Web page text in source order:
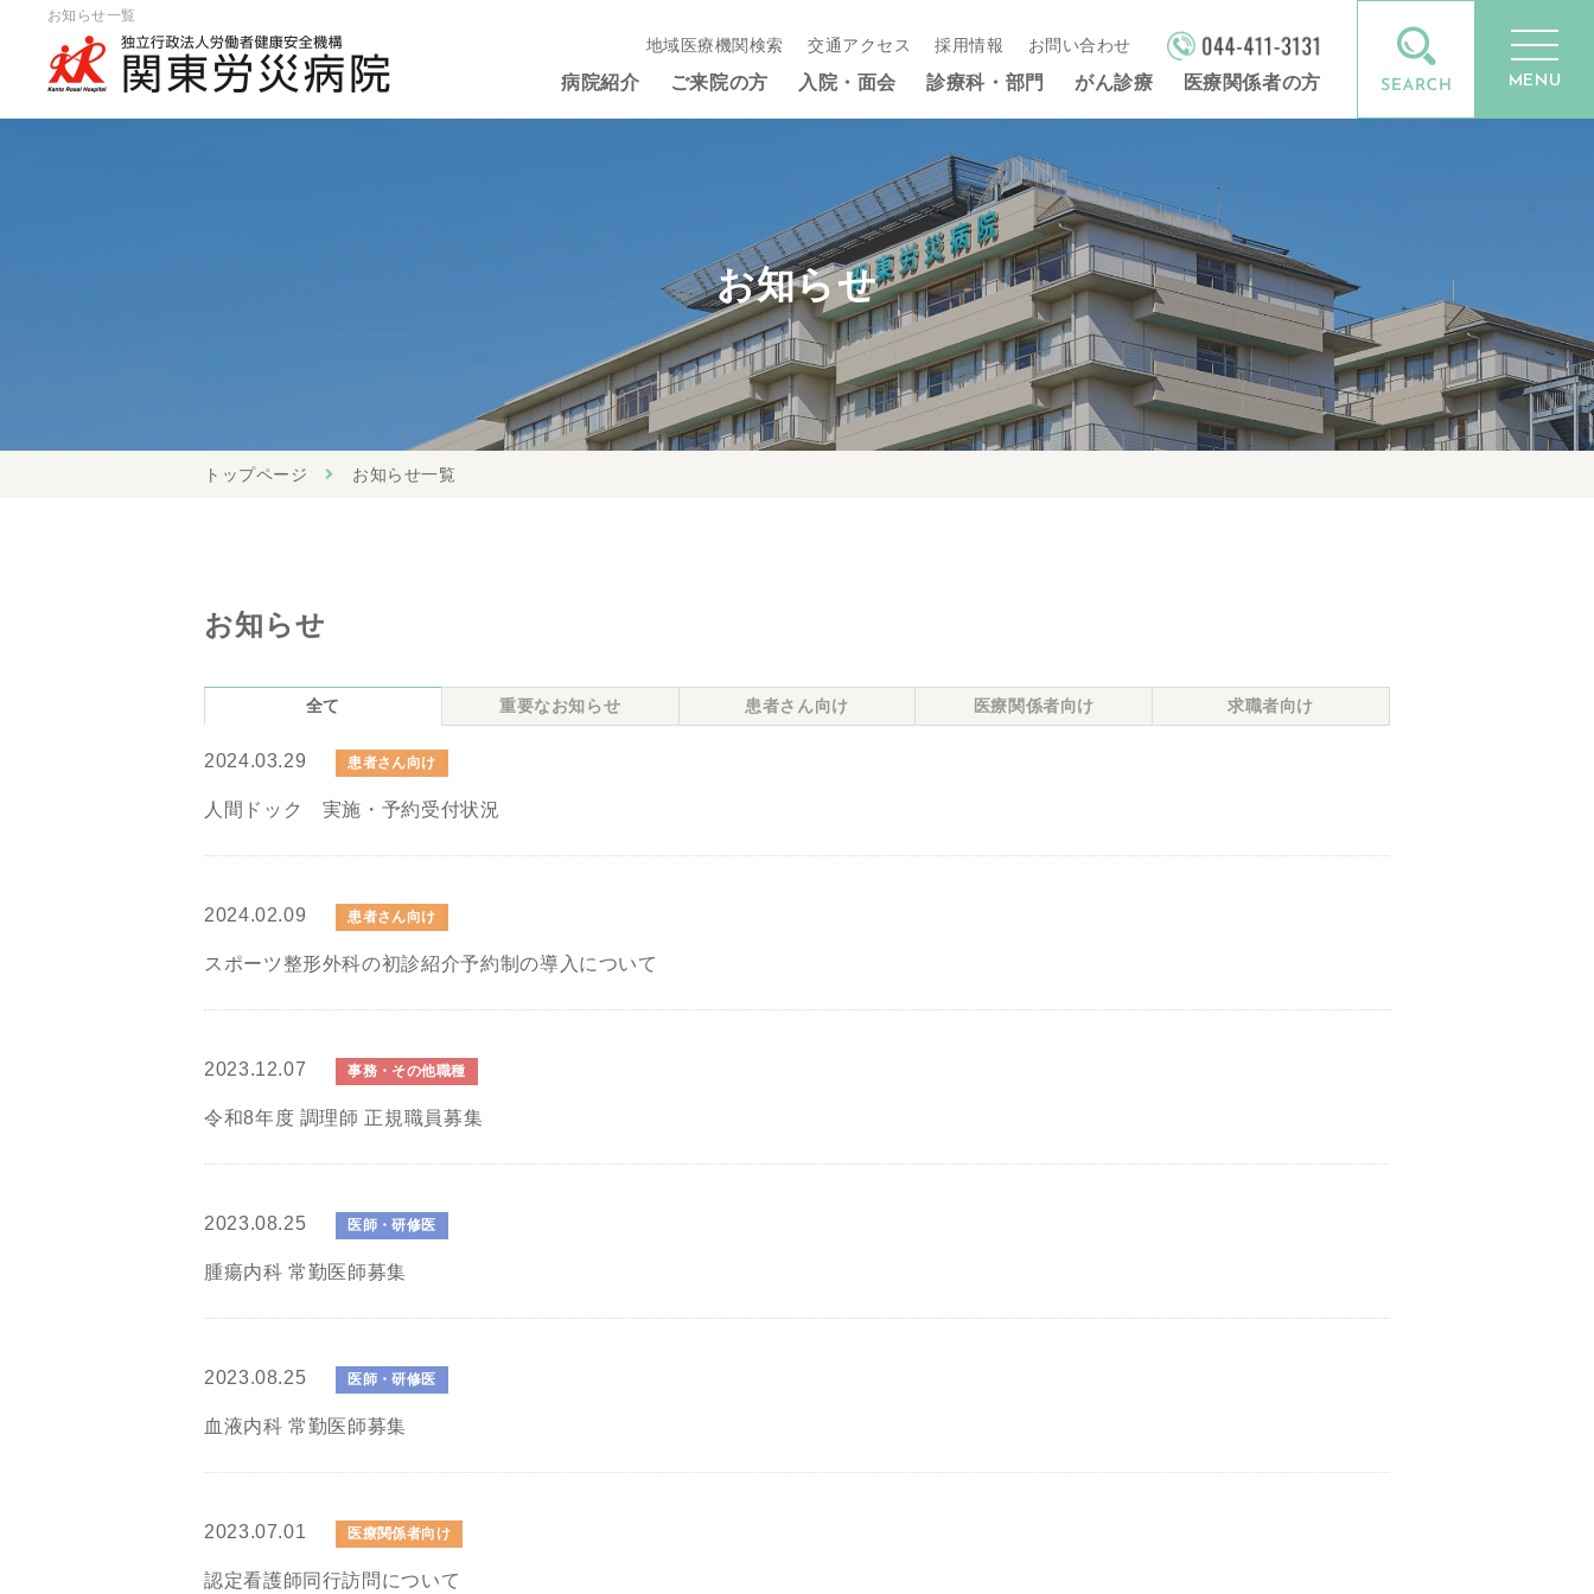
お知らせ一覧
地域医療機関検索 交通アクセス 採用情報 お問い合わせ
病院紹介 ご来院の方 入院・面会 診療科・部門 がん診療 医療関係者の方 MENU
お知らせ
トップページ お知らせ一覧
お知らせ
全て 重要なお知らせ 患者さん向け 医療関係者向け 求職者向け
2024.03.29 患者さん向け
人間ドック 実施・予約受付状況
2024.02.09 患者さん向け
スポーツ整形外科の初診紹介予約制の導入について
2023.12.07 事務・その他職種
令和8年度 調理師 正規職員募集
2023.08.25 医師・研修医
腫瘍内科 常勤医師募集
2023.08.25 医師・研修医
血液内科 常勤医師募集
2023.07.01 医療関係者向け
認定看護師同行訪問について